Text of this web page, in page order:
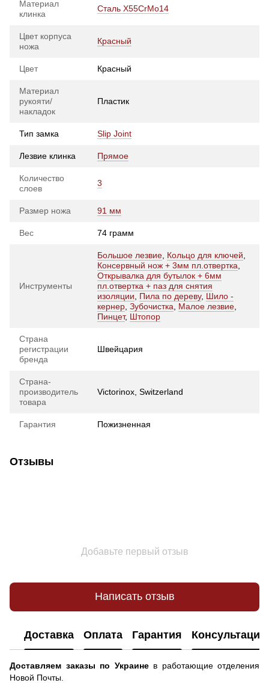
Материал
клинка
Сталь X55CrMo14
Цвет корпуса
ножа
Красный
Цвет Красный
Материал
рукояти/
накладок
Пластик
Тип замка Slip Joint
Лезвие клинка Прямое
Количество
слоев
3
Размер ножа 91 мм
Вес 74 грамм
Инструменты
Большое лезвие Кольцо для ключей
Консервный нож + 3мм пл.отвертка
Открывалка для бутылок + 6мм
пл.отвертка + паз для снятия
изоляции
Пила по дереву, Шило -
кернер Зубочистка Малое лезвие
Пинцет, Штопор
Страна
регистрации
бренда
Швейцария
Страна-
производитель
товара
Victorinox, Switzerland
Гарантия Пожизненная
Отзывы
Добавьте первый отзыв
Написать отзыв
Доставка Оплата Гарантия Консультация
Доставляем заказы по Украине в работающие отделения
Новой Почты.